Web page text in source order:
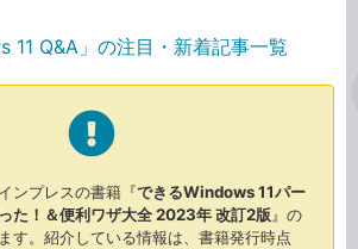
11 Q&A」の注目・新着記事一覧
ンプレスの書籍『できるWindows 11パー
た！＆便利ワザ大全 2023年 改訂2版』の
す。紹介している情報は、書籍発行時点